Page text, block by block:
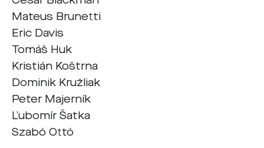
Mateus Brunetti
Eric Davis
Tomáš Huk
Kristián Koštrna
Dominik Kružliak
Peter Majerník
Ľubomír Šatka
Szabó Ottó